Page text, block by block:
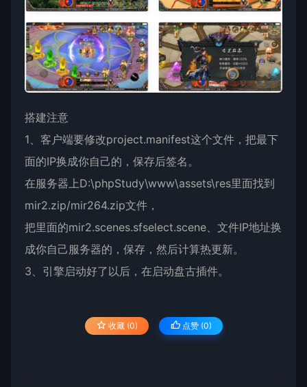
搭建注意
1、客户端要修改project.manifest这个文件，把最下
面的IP换成你自己的，保存后签名。
在服务器上D:\phpStudy\www\assets\res里面找到
mir2.zip/mir264.zip文件，
把里面的mir2.scenes.sfselect.scene、文件IP地址换
成你自己服务器的，保存，然后计算热更新。
3、引擎启动好了以后，在启动盘古插件。
收藏 (0) 点赞 (0)